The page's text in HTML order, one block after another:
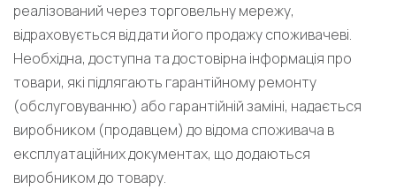
реалізований через торговельну мережу,
відраховується від дати його продажу споживачеві.
Необхідна, доступна та достовірна інформація про
товари, які підлягають гарантійному ремонту
(обслуговуванню) або гарантійній заміні, надається
виробником (продавцем) до відома споживача в
експлуатаційних документах, що додаються
виробником до товару.